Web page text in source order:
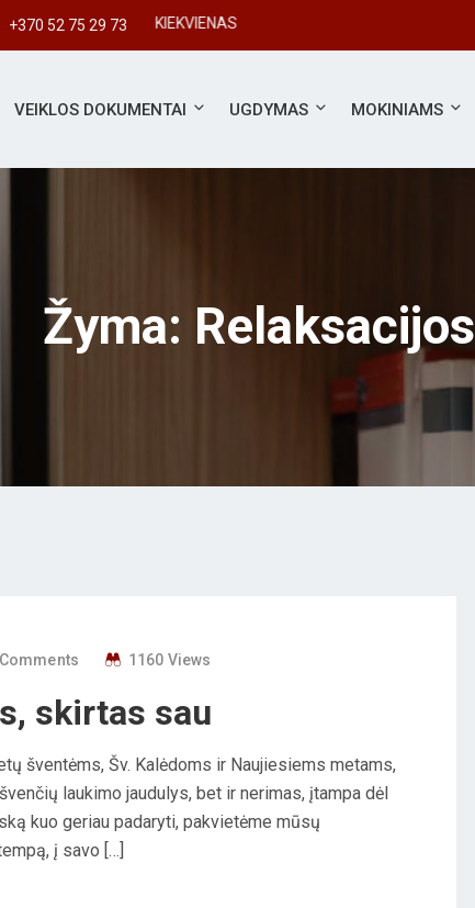
+370 52 75 29 73
#SVARBUS KIEKVIENAS
VEIKLOS DOKUMENTAI UGDYMAS MOKINIAMS
Žyma: Relaksacijos
1160 Views
skirtas sau
šventėms, Šv. Kalėdoms ir Naujiesiems metams,
laukimo jaudulys, bet ir nerimas, įtampa dėl
kuo geriau padaryti, pakvietėme mūsų
į savo […]